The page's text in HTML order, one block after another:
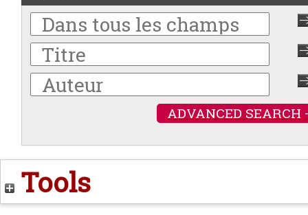
ADVANCED SEARCH
Tools